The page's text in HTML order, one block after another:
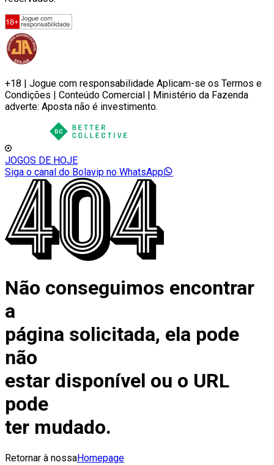
+18 | Jogue com responsabilidade Aplicam-se os Termos e
Condições | Conteúdo Comercial | Ministério da Fazenda
adverte: Aposta não é investimento.
JOGOS DE HOJE
Siga o canal do Bolavip no WhatsApp
Não conseguimos encontrar
a
página solicitada, ela pode
não
estar disponível ou o URL
pode
ter mudado.
Retornar à nossaHomepage